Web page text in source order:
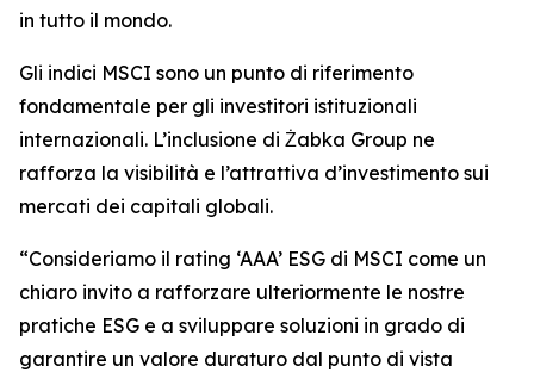
in tutto il mondo.
Gli indici MSCI sono un punto di riferimento
fondamentale per gli investitori istituzionali
internazionali. L’inclusione di Żabka Group ne
rafforza la visibilità e l’attrattiva d’investimento sui
mercati dei capitali globali.
“Consideriamo il rating ‘AAA’ ESG di MSCI come un
chiaro invito a rafforzare ulteriormente le nostre
pratiche ESG e a sviluppare soluzioni in grado di
garantire un valore duraturo dal punto di vista